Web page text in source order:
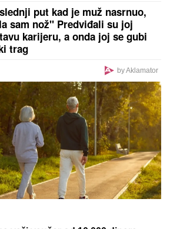
put kad je muž nasrnuo,
sam nož" Predviđali su joj
karijeru, a onda joj se gubi
trag
by Aklamator